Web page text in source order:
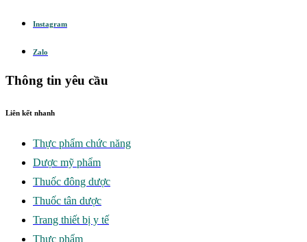
Instagram
Zalo
Thông tin yêu cầu
Liên kết nhanh
Thực phẩm chức năng
Dược mỹ phẩm
Thuốc đông dược
Thuốc tân dược
Trang thiết bị y tế
Thực phẩm